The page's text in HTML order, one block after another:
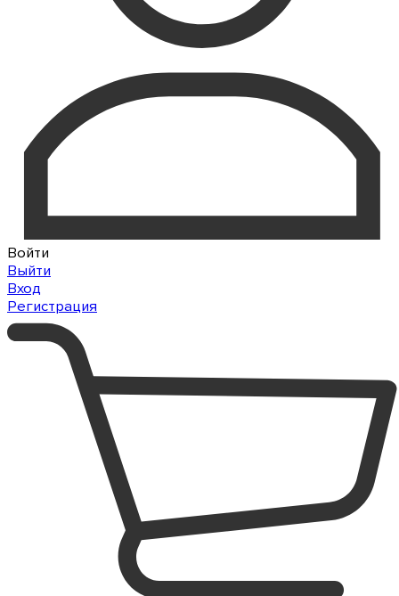
Войти
Выйти
Вход
Регистрация